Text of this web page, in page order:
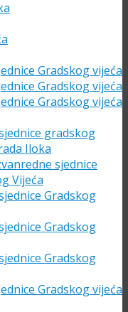
Gradskog vijeća
Gradskog vijeća
Gradskog vijeća
gradskog
Iloka
sjednice
Vijeća
Gradskog
Gradskog
Gradskog
Gradskog vijeća